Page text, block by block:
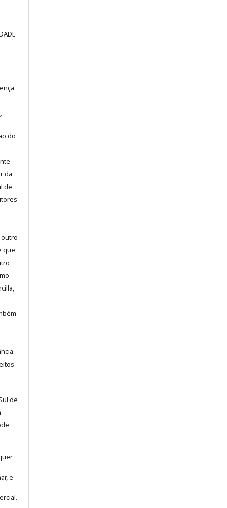
.
do
da
de
que
de
e